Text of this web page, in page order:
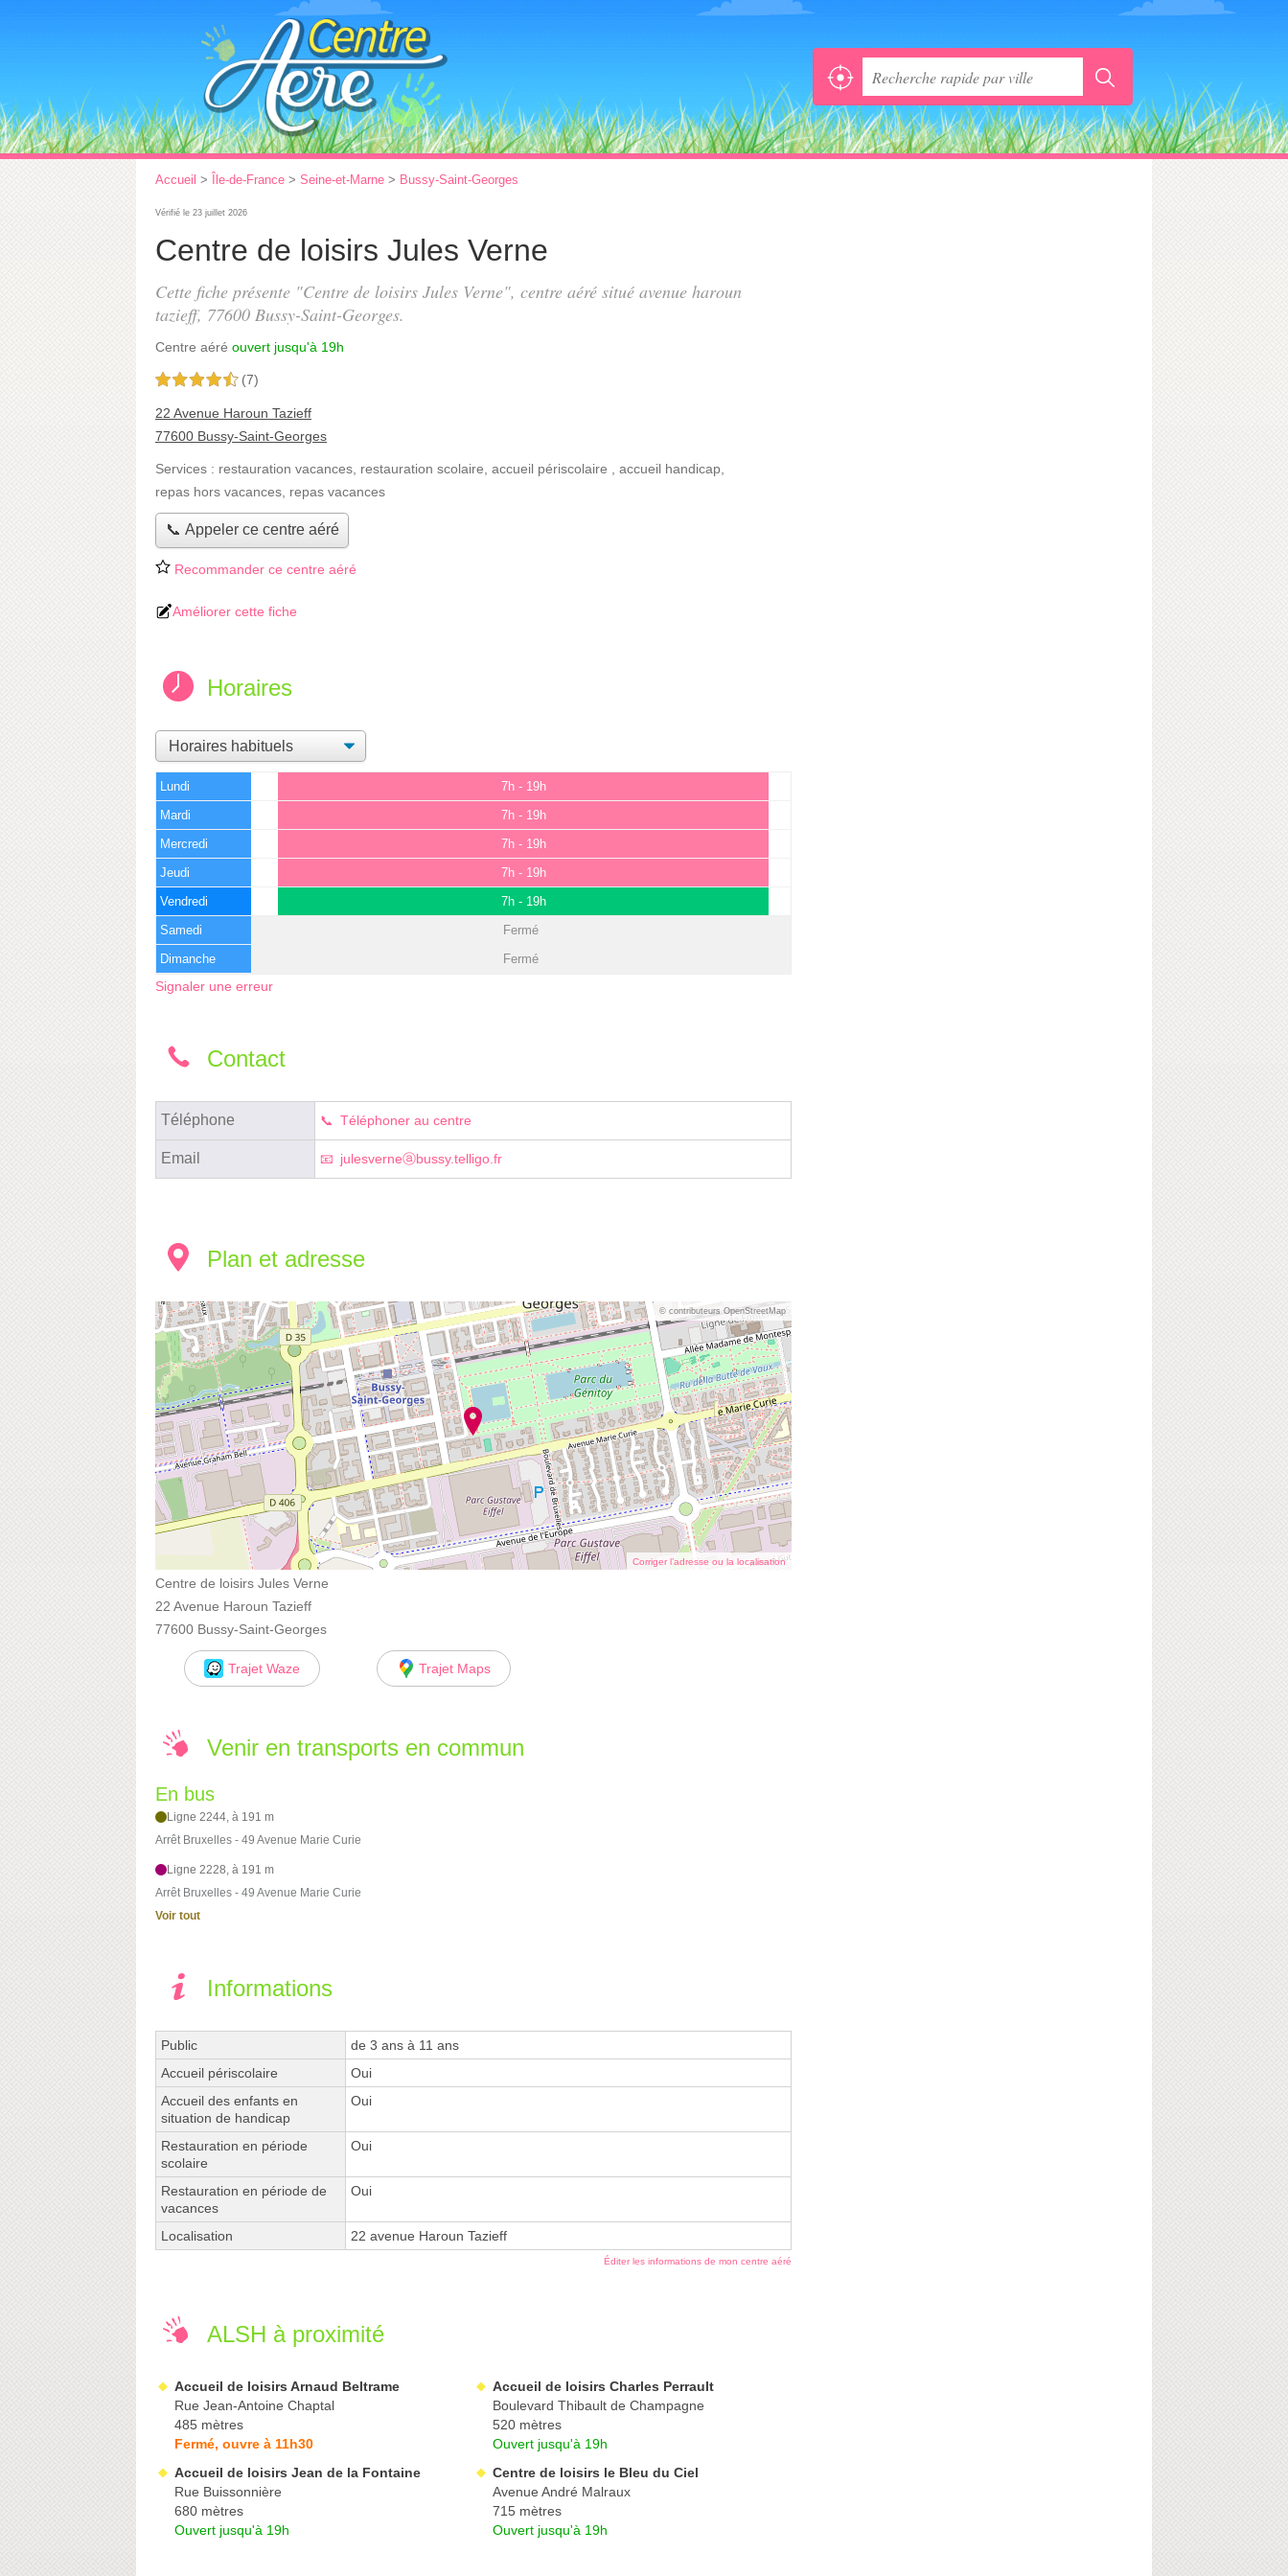
Accueil > Île-de-France > Seine-et-Marne > Bussy-Saint-Georges
Vérifié le 23 juillet 2026
Centre de loisirs Jules Verne
Cette fiche présente "Centre de loisirs Jules Verne", centre aéré situé avenue haroun
tazieff, 77600 Bussy-Saint-Georges.
Centre aéré ouvert jusqu'à 19h
4,5 étoiles sur 5 (7)
22 Avenue Haroun Tazieff
77600 Bussy-Saint-Georges
Services : restauration vacances restauration scolaire accueil périscolaire accueil handicap
repas hors vacances repas vacances
📞 Appeler ce centre aéré
Recommander ce centre aéré
Améliorer cette fiche
Horaires
Lundi 7h - 19h
Mardi 7h - 19h
Mercredi 7h - 19h
Jeudi 7h - 19h
Vendredi 7h - 19h
Samedi Fermé
Dimanche Fermé
Signaler une erreur
Contact
Téléphone Téléphoner au centre
Email julesverneⓐbussy.telligo.fr
Plan et adresse
© contributeurs OpenStreetMap
Corriger l’adresse ou la localisation
Centre de loisirs Jules Verne
22 Avenue Haroun Tazieff
77600 Bussy-Saint-Georges
Trajet Waze Trajet Maps
Venir en transports en commun
En bus
Ligne 2244, à 191 m
Arrêt Bruxelles - 49 Avenue Marie Curie
Ligne 2228, à 191 m
Arrêt Bruxelles - 49 Avenue Marie Curie
Voir tout
Informations
Public
de 3 ans à 11 ans
Accueil périscolaire
Oui
Accueil des enfants en
situation de handicap
Oui
Restauration en période
scolaire
Oui
Restauration en période de
vacances
Oui
Localisation 22 avenue Haroun Tazieff
Éditer les informations de mon centre aéré
ALSH à proximité
Accueil de loisirs Arnaud Beltrame
Rue Jean-Antoine Chaptal
485 mètres
Fermé, ouvre à 11h30
Accueil de loisirs Charles Perrault
Boulevard Thibault de Champagne
520 mètres
Ouvert jusqu'à 19h
Accueil de loisirs Jean de la Fontaine
Rue Buissonnière
680 mètres
Ouvert jusqu'à 19h
Centre de loisirs le Bleu du Ciel
Avenue André Malraux
715 mètres
Ouvert jusqu'à 19h